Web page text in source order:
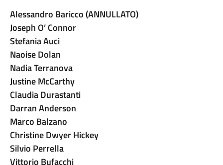
Alessandro Baricco (ANNULLATO)
Joseph O’ Connor
Stefania Auci
Naoise Dolan
Nadia Terranova
Justine McCarthy
Claudia Durastanti
Darran Anderson
Marco Balzano
Christine Dwyer Hickey
Silvio Perrella
Vittorio Bufacchi